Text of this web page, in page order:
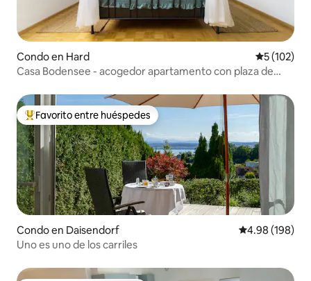
Condo en Hard
5 (102)
Casa Bodensee - acogedor apartamento con plaza de
Favorito entre huéspedes preferido
Favorito entre huéspedes
Condo en Daisendorf Calificación
4.98 (198)
Uno es uno de los carriles